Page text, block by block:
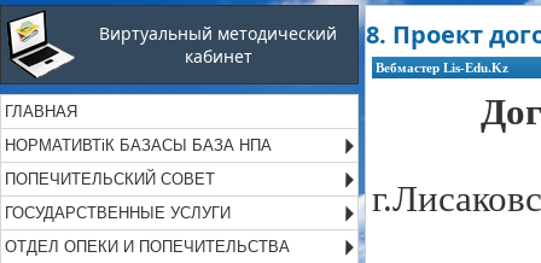
Виртуальный методический
кабинет
ГЛАВНАЯ
НОРМАТИВТіК БАЗАСЫ БАЗА НПА
ПОПЕЧИТЕЛЬСКИЙ СОВЕТ
ГОСУДАРСТВЕННЫЕ УСЛУГИ
ОТДЕЛ ОПЕКИ И ПОПЕЧИТЕЛЬСТВА
8. Проект
Вебмастер Lis-Edu.Kz